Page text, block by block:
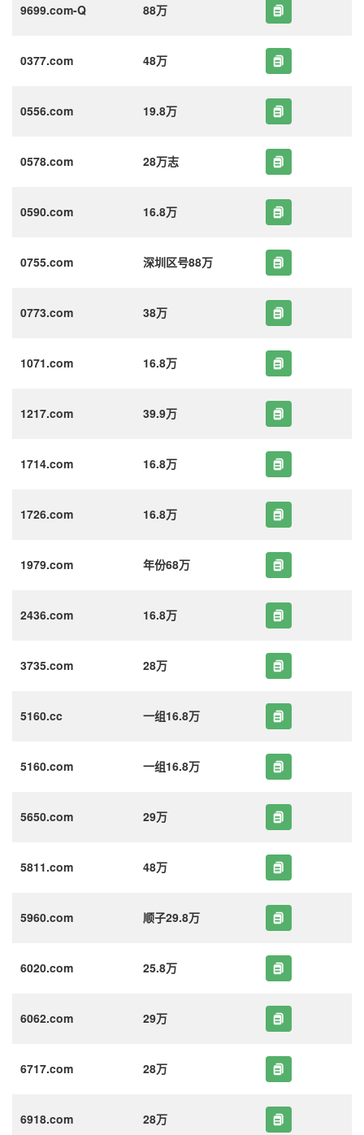
9699.com-Q 88万
0377.com 48万
0556.com 19.8万
0578.com 28万志
0590.com 16.8万
0755.com 深圳区号88万
0773.com 38万
1071.com 16.8万
1217.com 39.9万
1714.com 16.8万
1726.com 16.8万
1979.com 年份68万
2436.com 16.8万
3735.com 28万
5160.cc 一组16.8万
5160.com 一组16.8万
5650.com 29万
5811.com 48万
5960.com 顺子29.8万
6020.com 25.8万
6062.com 29万
6717.com 28万
6918.com 28万